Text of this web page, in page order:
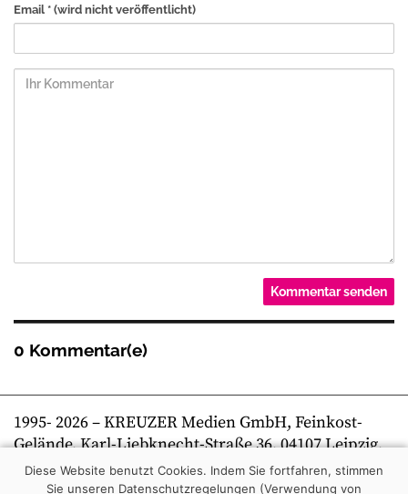
Email * (wird nicht veröffentlicht)
0 Kommentar(e)
1995- 2026– KREUZER Medien GmbH, Feinkost-
Gelände, Karl-Liebknecht-Straße 36, 04107 Leipzig,
Telefon +49 341 269 80 0 | kreuzer online
Diese Website benutzt Cookies. Indem Sie fortfahren, stimmen
Sie unseren Datenschutzregelungen (Verwendung von